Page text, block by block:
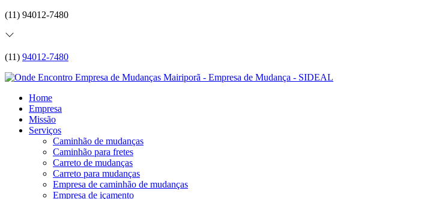
(11) 94012-7480
(11) 94012-7480
Home
Empresa
Missão
Serviços
Caminhão de mudanças
Caminhão para fretes
Carreto de mudanças
Carreto para mudanças
Empresa de caminhão de mudanças
Empresa de içamento